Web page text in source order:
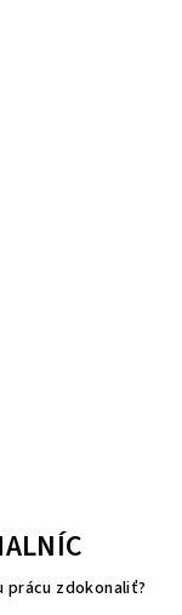
prácu zdokonaliť?